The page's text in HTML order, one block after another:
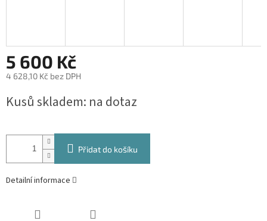
5 600 Kč
4 628,10 Kč bez DPH
cena:
Kusů skladem: na dotaz
Přidat do košíku
Detailní informace